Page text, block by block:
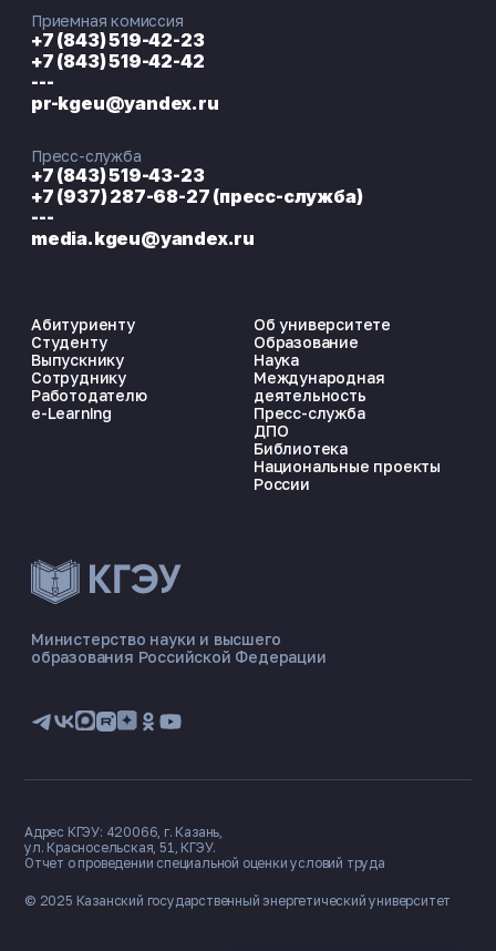
ЭНЕРГОКОД — ПОМОЩНИК КГЭУ
📋 Приёмная комиссия
🏠 Общежитие
Министерство науки и высшего
образования Российской Федерации
Абитуриенту
Студенту
Выпускнику
Сотруднику
Работодателю
e-Learning
Об университете
Образование
Наука
Международная
деятельность
Пресс-служба
ДПО
Библиотека
Национальные проекты
России
Приемная комиссия
+7 (843) 519-42-23
+7 (843) 519-42-42
---
pr-kgeu@yandex.ru
Пресс-служба
+7 (843) 519-43-23
+7 (937) 287-68-27 (пресс-служба)
---
media.kgeu@yandex.ru
© 2025 Казанский государственный энергетический университет
Адрес КГЭУ: 420066, г. Казань,
ул. Красносельская, 51, КГЭУ.
Отчет о проведении специальной оценки условий труда